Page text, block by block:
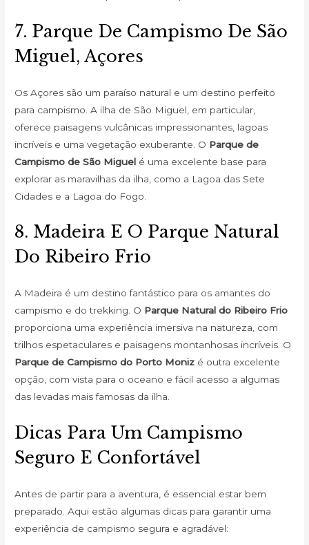
7. Parque De Campismo De São
Miguel, Açores
Os Açores são um paraíso natural e um destino perfeito
para campismo. A ilha de São Miguel, em particular,
oferece paisagens vulcânicas impressionantes, lagoas
incríveis e uma vegetação exuberante. O Parque de
Campismo de São Miguel é uma excelente base para
explorar as maravilhas da ilha, como a Lagoa das Sete
Cidades e a Lagoa do Fogo.
8. Madeira E O Parque Natural
Do Ribeiro Frio
A Madeira é um destino fantástico para os amantes do
campismo e do trekking. O Parque Natural do Ribeiro Frio
proporciona uma experiência imersiva na natureza, com
trilhos espetaculares e paisagens montanhosas incríveis. O
Parque de Campismo do Porto Moniz é outra excelente
opção, com vista para o oceano e fácil acesso a algumas
das levadas mais famosas da ilha.
Dicas Para Um Campismo
Seguro E Confortável
Antes de partir para a aventura, é essencial estar bem
preparado. Aqui estão algumas dicas para garantir uma
experiência de campismo segura e agradável: